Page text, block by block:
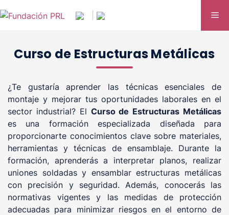
al
contenido
Curso de Estructuras Metálicas
¿Te gustaría aprender las técnicas esenciales de
montaje y mejorar tus oportunidades laborales en el
sector industrial? El Curso de Estructuras Metálicas
es una formación especializada diseñada para
proporcionarte conocimientos clave sobre materiales,
herramientas y técnicas de ensamblaje. Durante la
formación, aprenderás a interpretar planos, realizar
uniones soldadas y ensamblar estructuras metálicas
con precisión y seguridad. Además, conocerás las
normativas vigentes y las medidas de protección
adecuadas para minimizar riesgos en el entorno de